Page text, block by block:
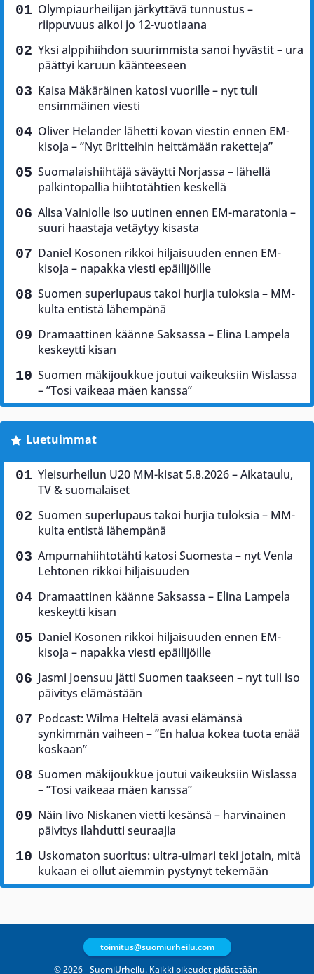
Olympiaurheilijan järkyttävä tunnustus –
riippuvuus alkoi jo 12-vuotiaana
Yksi alppihiihdon suurimmista sanoi hyvästit – ura
päättyi karuun käänteeseen
Kaisa Mäkäräinen katosi vuorille – nyt tuli
ensimmäinen viesti
Oliver Helander lähetti kovan viestin ennen EM-
kisoja – ”Nyt Britteihin heittämään raketteja”
Suomalaishiihtäjä säväytti Norjassa – lähellä
palkintopallia hiihtotähtien keskellä
Alisa Vainiolle iso uutinen ennen EM-maratonia –
suuri haastaja vetäytyy kisasta
Daniel Kosonen rikkoi hiljaisuuden ennen EM-
kisoja – napakka viesti epäilijöille
Suomen superlupaus takoi hurjia tuloksia – MM-
kulta entistä lähempänä
Dramaattinen käänne Saksassa – Elina Lampela
keskeytti kisan
Suomen mäkijoukkue joutui vaikeuksiin Wislassa
– ”Tosi vaikeaa mäen kanssa”
Luetuimmat
Yleisurheilun U20 MM-kisat 5.8.2026 – Aikataulu,
TV & suomalaiset
Suomen superlupaus takoi hurjia tuloksia – MM-
kulta entistä lähempänä
Ampumahiihtotähti katosi Suomesta – nyt Venla
Lehtonen rikkoi hiljaisuuden
Dramaattinen käänne Saksassa – Elina Lampela
keskeytti kisan
Daniel Kosonen rikkoi hiljaisuuden ennen EM-
kisoja – napakka viesti epäilijöille
Jasmi Joensuu jätti Suomen taakseen – nyt tuli iso
päivitys elämästään
Podcast: Wilma Heltelä avasi elämänsä
synkimmän vaiheen – ”En halua kokea tuota enää
koskaan”
Suomen mäkijoukkue joutui vaikeuksiin Wislassa
– ”Tosi vaikeaa mäen kanssa”
Näin Iivo Niskanen vietti kesänsä – harvinainen
päivitys ilahdutti seuraajia
Uskomaton suoritus: ultra-uimari teki jotain, mitä
kukaan ei ollut aiemmin pystynyt tekemään
© 2026 - SuomiUrheilu. Kaikki oikeudet pidätetään.
toimitus@suomiurheilu.com